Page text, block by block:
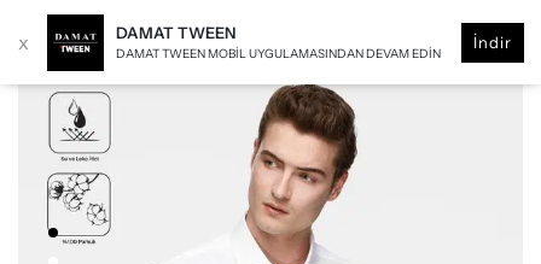
x DAMAT TWEEN
DAMAT TWEEN MOBIL UYGULAMASINDAN DEVAM EDIN
İndir